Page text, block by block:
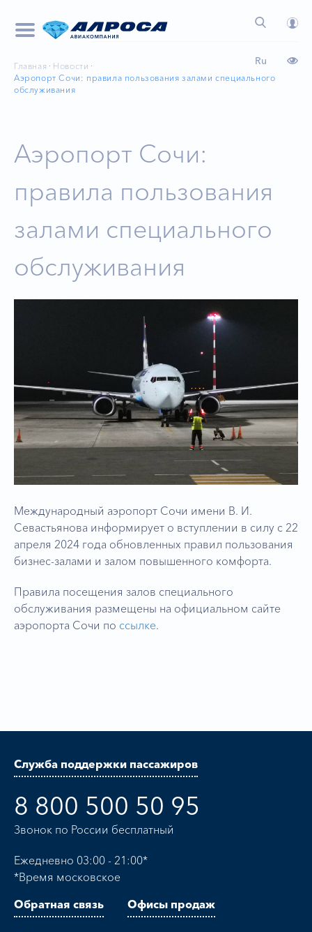
Ru
Главная
Новости
Аэропорт Сочи: правила пользования залами специального
обслуживания
Аэропорт Сочи:
правила пользования
залами специального
обслуживания
Международный аэропорт Сочи имени В. И.
Севастьянова информирует о вступлении в силу с 22
апреля 2024 года обновленных правил пользования
бизнес-залами и залом повышенного комфорта.
Правила посещения залов специального
обслуживания размещены на официальном сайте
аэропорта Сочи по ссылке.
Служба поддержки пассажиров
8 800 500 50 95
Звонок по России бесплатный
Ежедневно 03:00 - 21:00*
*Время московское
Обратная связь
Офисы продаж